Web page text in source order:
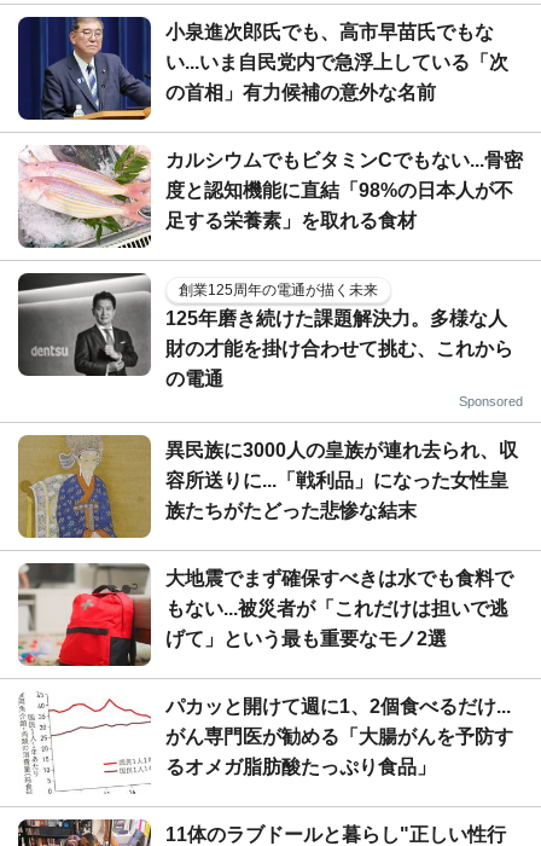
小泉進次郎氏でも、高市早苗氏でもな
い...いま自民党内で急浮上している「次
の首相」有力候補の意外な名前
カルシウムでもビタミンCでもない...骨密
度と認知機能に直結「98%の日本人が不
足する栄養素」を取れる食材
創業125周年の電通が描く未来
125年磨き続けた課題解決力。多様な人
財の才能を掛け合わせて挑む、これから
の電通
Sponsored
異民族に3000人の皇族が連れ去られ、収
容所送りに...「戦利品」になった女性皇
族たちがたどった悲惨な結末
大地震でまず確保すべきは水でも食料で
もない...被災者が「これだけは担いで逃
げて」という最も重要なモノ2選
パカッと開けて週に1、2個食べるだけ...
がん専門医が勧める「大腸がんを予防す
るオメガ脂肪酸たっぷり食品」
11体のラブドールと暮らし"正しい性行